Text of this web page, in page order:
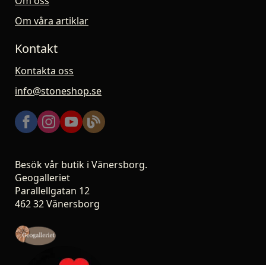
Om våra artiklar
Kontakt
Kontakta oss
info@stoneshop.se
Besök vår butik i Vänersborg.
Geogalleriet
Parallellgatan 12
462 32 Vänersborg